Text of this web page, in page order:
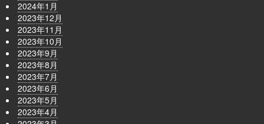
2024年1月
2023年12月
2023年11月
2023年10月
2023年9月
2023年8月
2023年7月
2023年6月
2023年5月
2023年4月